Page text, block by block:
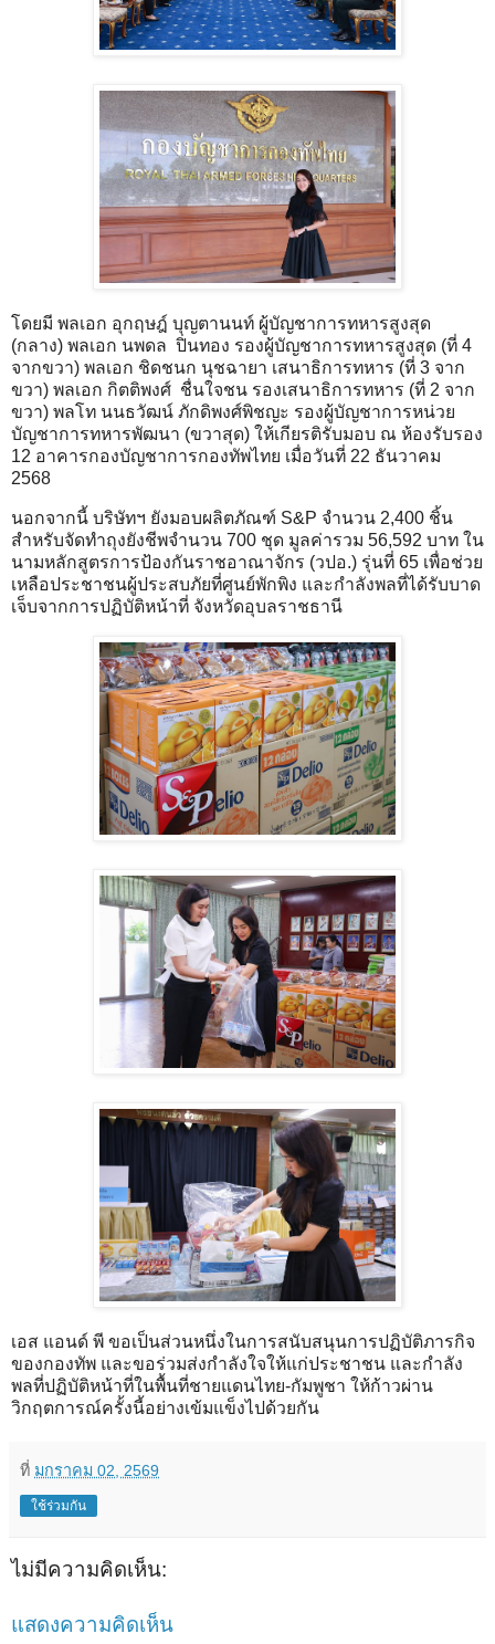
โดยมี พลเอก อุกฤษฎ์ บุญตานนท์ ผู้บัญชาการทหารสูงสุด
(กลาง) พลเอก นพดล ปิ่นทอง รองผู้บัญชาการทหารสูงสุด (ที่ 4
จากขวา) พลเอก ชิดชนก นุชฉายา เสนาธิการทหาร (ที่ 3 จาก
ขวา) พลเอก กิตติพงศ์ ชื่นใจชน รองเสนาธิการทหาร (ที่ 2 จาก
ขวา) พลโท นนธวัฒน์ ภักดิพงศ์พิชญะ รองผู้บัญชาการหน่วย
บัญชาการทหารพัฒนา (ขวาสุด) ให้เกียรติรับมอบ ณ ห้องรับรอง
12 อาคารกองบัญชาการกองทัพไทย เมื่อวันที่ 22 ธันวาคม
2568
นอกจากนี้ บริษัทฯ ยังมอบผลิตภัณฑ์ S&P จำนวน 2,400 ชิ้น
สำหรับจัดทำถุงยังชีพจำนวน 700 ชุด มูลค่ารวม 56,592 บาท ใน
นามหลักสูตรการป้องกันราชอาณาจักร (วปอ.) รุ่นที่ 65 เพื่อช่วย
เหลือประชาชนผู้ประสบภัยที่ศูนย์พักพิง และกำลังพลที่ได้รับบาด
เจ็บจากการปฏิบัติหน้าที่ จังหวัดอุบลราชธานี
เอส แอนด์ พี ขอเป็นส่วนหนึ่งในการสนับสนุนการปฏิบัติภารกิจ
ของกองทัพ และขอร่วมส่งกำลังใจให้แก่ประชาชน และกำลัง
พลที่ปฏิบัติหน้าที่ในพื้นที่ชายแดนไทย-กัมพูชา ให้ก้าวผ่าน
วิกฤตการณ์ครั้งนี้อย่างเข้มแข็งไปด้วยกัน
ที่ มกราคม 02, 2569
ใช้ร่วมกัน
ไม่มีความคิดเห็น:
แสดงความคิดเห็น